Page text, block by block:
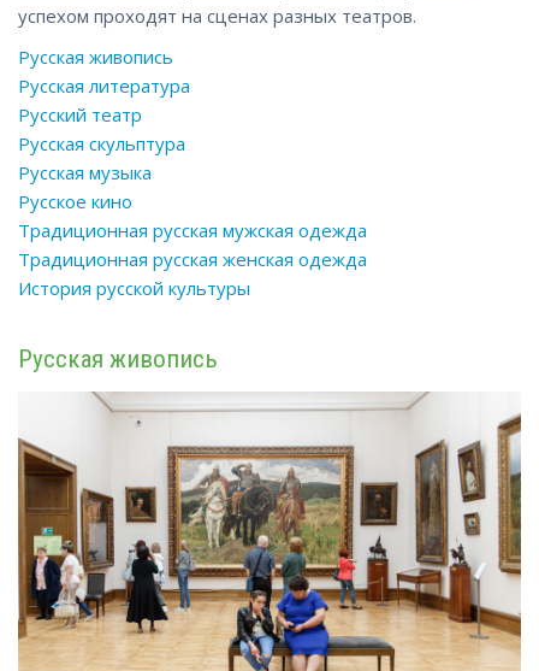
успехом проходят на сценах разных театров.
Русская живопись
Русская литература
Русский театр
Русская скульптура
Русская музыка
Русское кино
Традиционная русская мужская одежда
Традиционная русская женская одежда
История русской культуры
Русская живопись